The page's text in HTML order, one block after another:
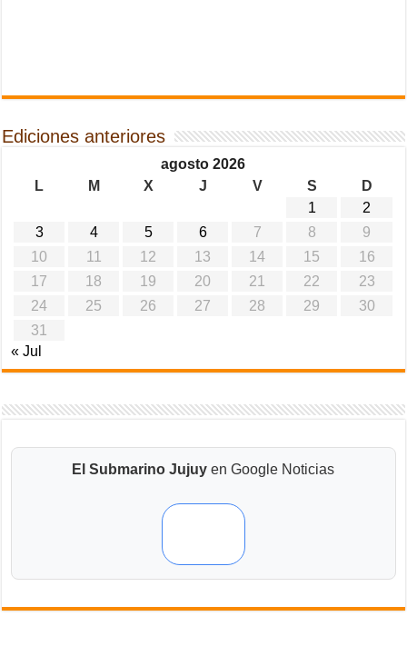
Ediciones anteriores
agosto 2026
L
M X J V S
D
1
2
3
4 5 6 7 8
9
10
11 12 13 14 15
16
17
18 19 20 21 22
23
24
25 26 27 28 29
30
31
« Jul
El Submarino Jujuy en Google Noticias